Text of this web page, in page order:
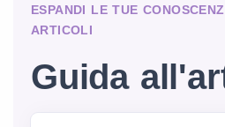
ESPANDI LE TUE
ARTICOLI
Guida